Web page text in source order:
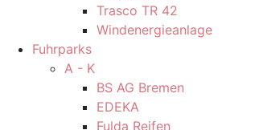
Trasco TR 42
Windenergieanlage
Fuhrparks
A - K
BS AG Bremen
EDEKA
Fulda Reifen